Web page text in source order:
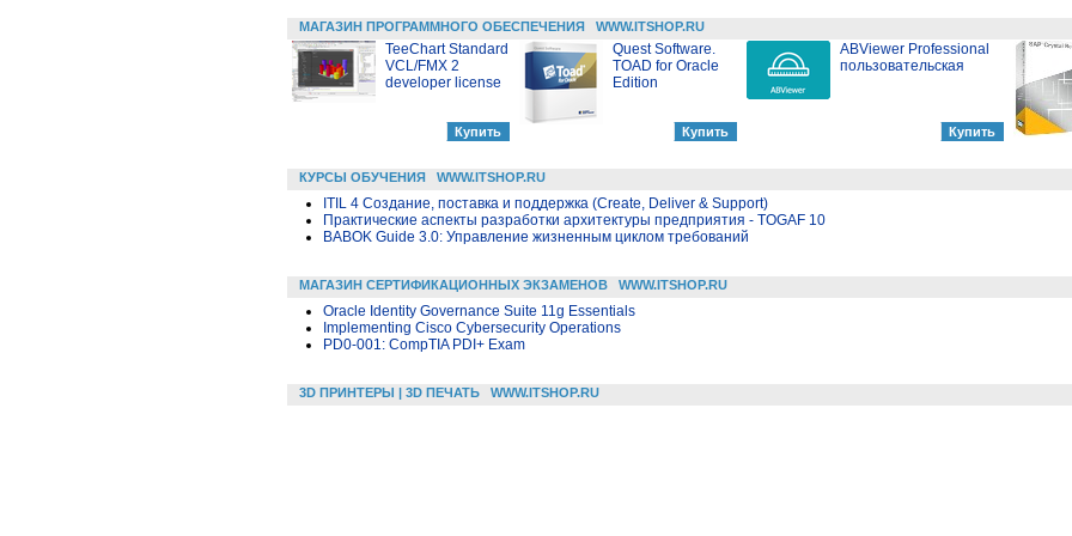
МАГАЗИН ПРОГРАММНОГО ОБЕСПЕЧЕНИЯ WWW.ITSHOP.RU
TeeChart Standard
VCL/FMX 2
developer license
Quest Software.
TOAD for Oracle
Edition
ABViewer Professional
пользовательская
КУРСЫ ОБУЧЕНИЯ WWW.ITSHOP.RU
ITIL 4 Создание, поставка и поддержка (Create, Deliver & Support)
Практические аспекты разработки архитектуры предприятия - TOGAF 10
BABOK Guide 3.0: Управление жизненным циклом требований
МАГАЗИН СЕРТИФИКАЦИОННЫХ ЭКЗАМЕНОВ WWW.ITSHOP.RU
Oracle Identity Governance Suite 11g Essentials
Implementing Cisco Cybersecurity Operations
PD0-001: CompTIA PDI+ Exam
3D ПРИНТЕРЫ | 3D ПЕЧАТЬ WWW.ITSHOP.RU